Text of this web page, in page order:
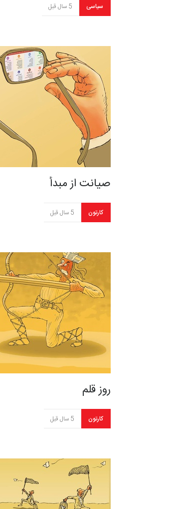
سیاسی 5 سال قبل
صیانت از مبدأ
کارتون 5 سال قبل
روز قلم
کارتون 5 سال قبل